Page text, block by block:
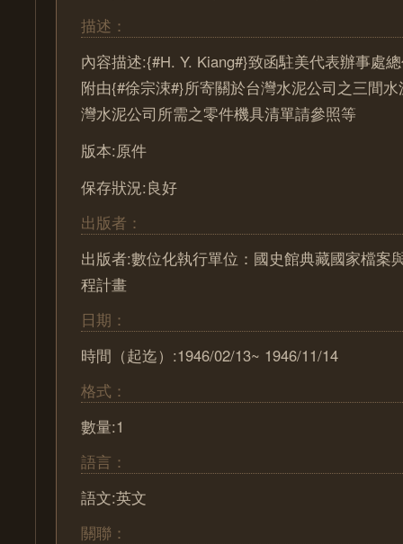
描述：
內容描述:{#H. Y. Kiang#}致函駐美代表辦事處
附由{#徐宗涑#}所寄關於台灣水泥公司之三間
灣水泥公司所需之零件機具清單請參照等
版本:原件
保存狀況:良好
出版者：
出版者:數位化執行單位：國史館典藏國家檔案
程計畫
日期：
時間（起迄）:1946/02/13~ 1946/11/14
格式：
數量:1
語言：
語文:英文
關聯：